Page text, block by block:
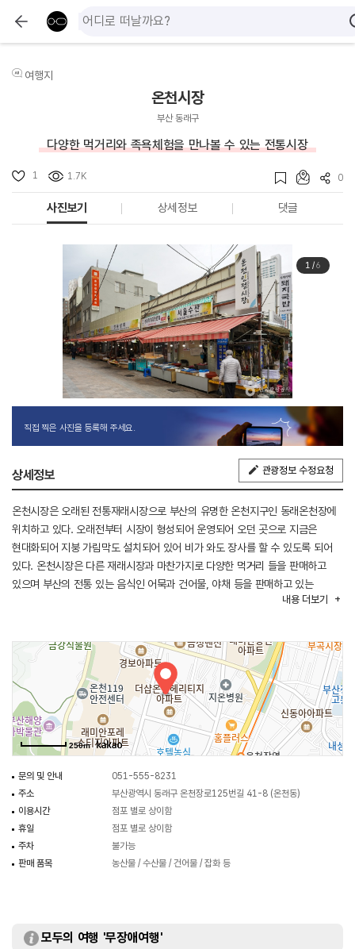
여행지
온천시장
부산 동래구
다양한 먹거리와 족욕체험을 만나볼 수 있는 전통시장
1 1.7K 0
사진보기 상세정보 댓글
1/6
직접 찍은 사진을 등록해 주세요.
상세정보 관광정보 수정요청
온천시장은 오래된 전통재래시장으로 부산의 유명한 온천지구인 동래온천장에
위치하고 있다. 오래전부터 시장이 형성되어 운영되어 오던 곳으로 지금은
현대화되어 지붕 가림막도 설치되어 있어 비가 와도 장사를 할 수 있도록 되어
있다. 온천시장은 다른 재래시장과 마찬가지로 다양한 먹거리 들을 판매하고
있으며 부산의 전통 있는 음식인 어묵과 건어물, 야채 등을 판매하고 있는
곳이다. 온천지구답게 족욕장이 설치되어 있어 족욕체험을 할 수 있는 곳이므로
구수한 부산의 사투리를 들을 수 있는 정겨운 시장이다.
내용 더보기
250m
문의 및 안내
051-555-8231
주소
부산광역시 동래구 온천장로125번길 41-8 (온천동)
이용시간
점포 별로 상이함
휴일
점포 별로 상이함
주차
불가능
판매 품목
농산물 / 수산물 / 건어물 / 잡화 등
모두의 여행 '무장애여행'